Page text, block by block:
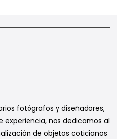
fotógrafos y diseñadores,
experiencia, nos dedicamos al
de objetos cotidianos